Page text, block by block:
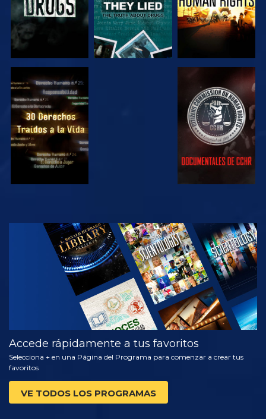
VE VE
VE
EXPLORA LAS
SERIES
Accede rápidamente a tus favoritos
Selecciona + en una Página del Programa para comenzar a crear tus
favoritos
VE TODOS LOS PROGRAMAS